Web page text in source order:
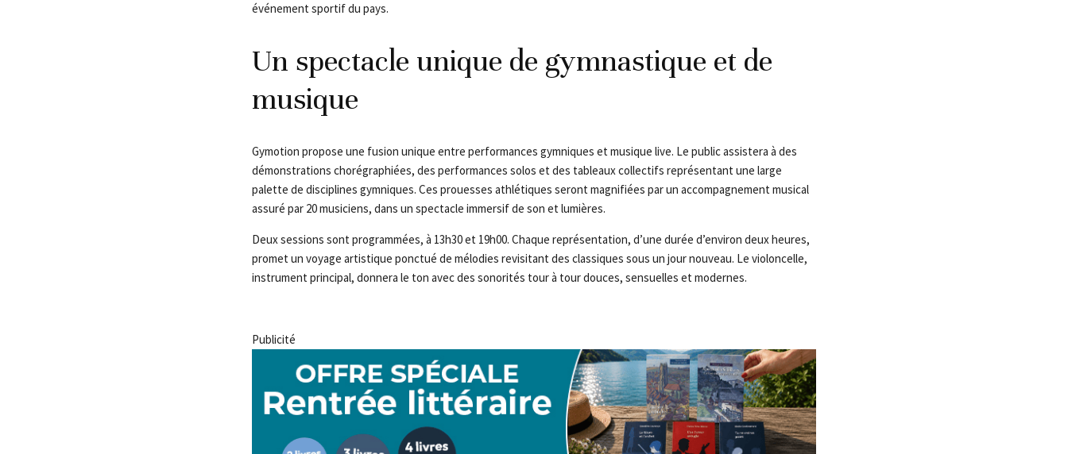
événement sportif du pays.
Un spectacle unique de gymnastique et de
musique
Gymotion propose une fusion unique entre performances gymniques et musique live. Le public assistera à des
démonstrations chorégraphiées, des performances solos et des tableaux collectifs représentant une large
palette de disciplines gymniques. Ces prouesses athlétiques seront magnifiées par un accompagnement musical
assuré par 20 musiciens, dans un spectacle immersif de son et lumières.
Deux sessions sont programmées, à 13h30 et 19h00. Chaque représentation, d’une durée d’environ deux heures,
promet un voyage artistique ponctué de mélodies revisitant des classiques sous un jour nouveau. Le violoncelle,
instrument principal, donnera le ton avec des sonorités tour à tour douces, sensuelles et modernes.
Publicité